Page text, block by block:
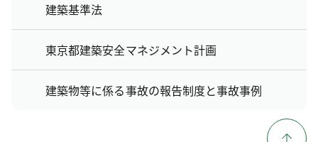
建築基準法
東京都建築安全マネジメント計画
建築物等に係る事故の報告制度と事故事例